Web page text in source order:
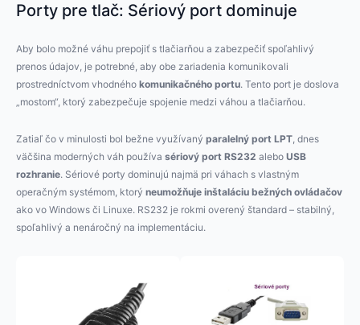
Porty pre tlač: Sériový port dominuje
Aby bolo možné váhu prepojiť s tlačiarňou a zabezpečiť spoľahlivý
prenos údajov, je potrebné, aby obe zariadenia komunikovali
prostredníctvom vhodného komunikačného portu. Tento port je doslova
„mostom“, ktorý zabezpečuje spojenie medzi váhou a tlačiarňou.
Zatiaľ čo v minulosti bol bežne využívaný paralelný port LPT, dnes
väčšina moderných váh používa sériový port RS232 alebo USB
rozhranie. Sériové porty dominujú najmä pri váhach s vlastným
operačným systémom, ktorý neumožňuje inštaláciu bežných ovládačov
ako vo Windows či Linuxe. RS232 je rokmi overený štandard – stabilný,
spoľahlivý a nenáročný na implementáciu.